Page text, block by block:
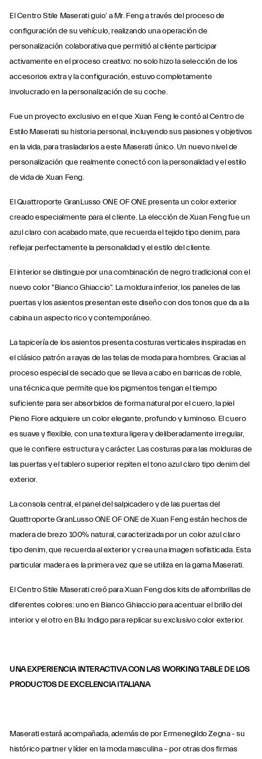
El Centro Stile Maserati guio’ a Mr. Feng a través del proceso de
configuración de su vehículo, realizando una operación de
personalización colaborativa que permitió al cliente participar
activamente en el proceso creativo: no solo hizo la selección de los
accesorios extra y la configuración, estuvo completamente
involucrado en la personalización de su coche.
Fue un proyecto exclusivo en el que Xuan Feng le contó al Centro de
Estilo Maserati su historia personal, incluyendo sus pasiones y objetivos
en la vida, para trasladarlos a este Maserati único. Un nuevo nivel de
personalización que realmente conectó con la personalidad y el estilo
de vida de Xuan Feng.
El Quattroporte GranLusso ONE OF ONE presenta un color exterior
creado especialmente para el cliente. La elección de Xuan Feng fue un
azul claro con acabado mate, que recuerda el tejido tipo denim, para
reflejar perfectamente la personalidad y el estilo del cliente.
El interior se distingue por una combinación de negro tradicional con el
nuevo color "Bianco Ghiaccio". La moldura inferior, los paneles de las
puertas y los asientos presentan este diseño con dos tonos que da a la
cabina un aspecto rico y contemporáneo.
La tapicería de los asientos presenta costuras verticales inspiradas en
el clásico patrón a rayas de las telas de moda para hombres. Gracias al
proceso especial de secado que se lleva a cabo en barricas de roble,
una técnica que permite que los pigmentos tengan el tiempo
suficiente para ser absorbidos de forma natural por el cuero, la piel
Pieno Fiore adquiere un color elegante, profundo y luminoso. El cuero
es suave y flexible, con una textura ligera y deliberadamente irregular,
que le confiere estructura y carácter. Las costuras para las molduras de
las puertas y el tablero superior repiten el tono azul claro tipo denim del
exterior.
La consola central, el panel del salpicadero y de las puertas del
Quattroporte GranLusso ONE OF ONE de Xuan Feng están hechos de
madera de brezo 100% natural, caracterizada por un color azul claro
tipo denim, que recuerda al exterior y crea una imagen sofisticada. Esta
particular madera es la primera vez que se utiliza en la gama Maserati.
El Centro Stile Maserati creó para Xuan Feng dos kits de alfombrillas de
diferentes colores: uno en Bianco Ghiaccio para acentuar el brillo del
interior y el otro en Blu Indigo para replicar su exclusivo color exterior.
UNA EXPERIENCIA INTERACTIVA CON LAS WORKING TABLE DE LOS
PRODUCTOS DE EXCELENCIA ITALIANA
Maserati estará acompañada, además de por Ermenegildo Zegna - su
histórico partner y líder en la moda masculina – por otras dos firmas